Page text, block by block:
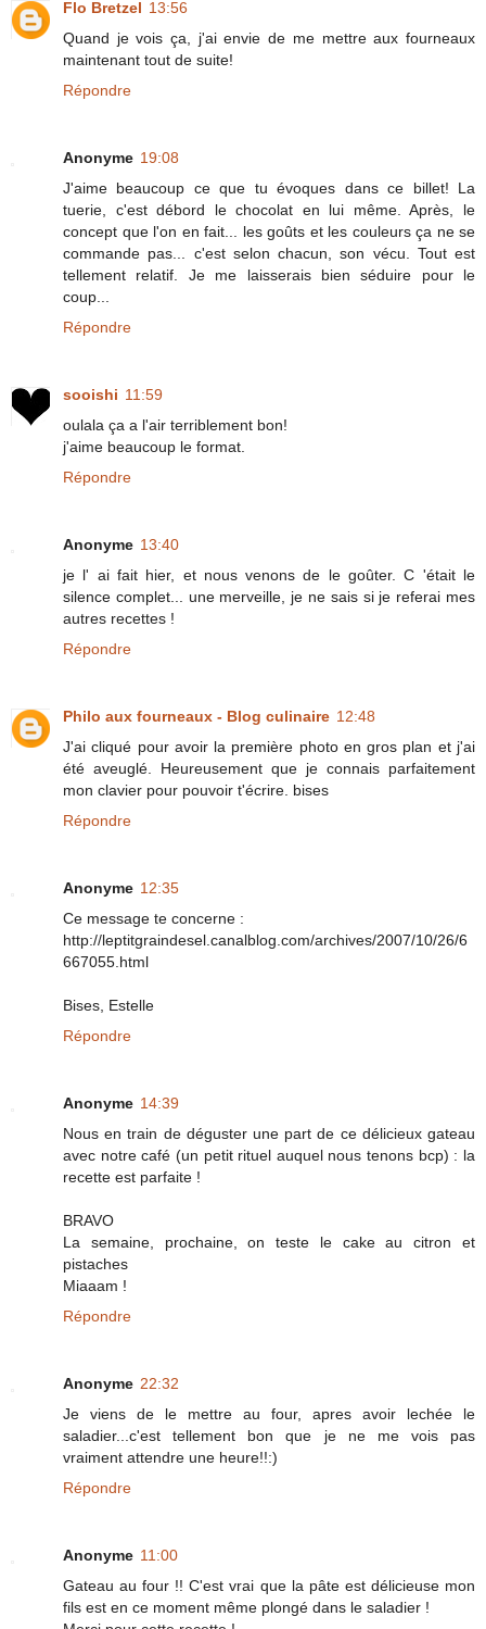
Flo Bretzel 13:56
Quand je vois ça, j'ai envie de me mettre aux fourneaux
maintenant tout de suite!
Répondre
Anonyme 19:08
J'aime beaucoup ce que tu évoques dans ce billet! La
tuerie, c'est débord le chocolat en lui même. Après, le
concept que l'on en fait... les goûts et les couleurs ça ne se
commande pas... c'est selon chacun, son vécu. Tout est
tellement relatif. Je me laisserais bien séduire pour le
coup...
Répondre
sooishi 11:59
oulala ça a l'air terriblement bon!
j'aime beaucoup le format.
Répondre
Anonyme 13:40
je l' ai fait hier, et nous venons de le goûter. C 'était le
silence complet... une merveille, je ne sais si je referai mes
autres recettes !
Répondre
Philo aux fourneaux - Blog culinaire 12:48
J'ai cliqué pour avoir la première photo en gros plan et j'ai
été aveuglé. Heureusement que je connais parfaitement
mon clavier pour pouvoir t'écrire. bises
Répondre
Anonyme 12:35
Ce message te concerne :
http://leptitgraindesel.canalblog.com/archives/2007/10/26/6
667055.html
Bises, Estelle
Répondre
Anonyme 14:39
Nous en train de déguster une part de ce délicieux gateau
avec notre café (un petit rituel auquel nous tenons bcp) : la
recette est parfaite !
BRAVO
La semaine, prochaine, on teste le cake au citron et
pistaches
Miaaam !
Répondre
Anonyme 22:32
Je viens de le mettre au four, apres avoir lechée le
saladier...c'est tellement bon que je ne me vois pas
vraiment attendre une heure!!:)
Répondre
Anonyme 11:00
Gateau au four !! C'est vrai que la pâte est délicieuse mon
fils est en ce moment même plongé dans le saladier !